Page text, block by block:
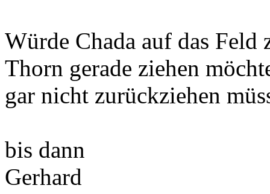
Würde Chada auf das Feld
Thorn gerade ziehen
gar nicht zurückziehen
bis dann
Gerhard